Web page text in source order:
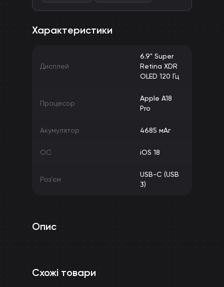
Характеристики
Дисплей
6.9" Super
Retina XDR
OLED 120 Гц
Процесор
Apple A18
Pro
Акумулятор 4685 мАг
ОС iOS 18
Роз'єм
USB-C (USB
3)
Опис
Схожі товари